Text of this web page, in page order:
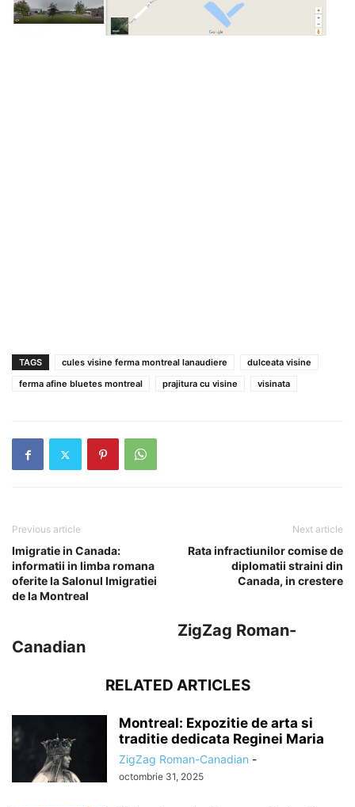
TAGS cules visine ferma montreal lanaudiere
dulceata visine
ferma afine bluetes montreal
prajitura cu visine visinata
Previous article
Imigratie in Canada:
informatii in limba romana
oferite la Salonul Imigratiei
de la Montreal
Next article
Rata infractiunilor comise de
diplomatii straini din
Canada, in crestere
ZigZag Roman-
Canadian
RELATED ARTICLES
Montreal: Expozitie de arta si
traditie dedicata Reginei Maria
ZigZag Roman-Canadian -
octombrie 31, 2025